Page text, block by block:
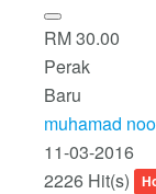
RM 30.00
Perak
Baru
muhamad
11-03-2016
2226 Hit(s)